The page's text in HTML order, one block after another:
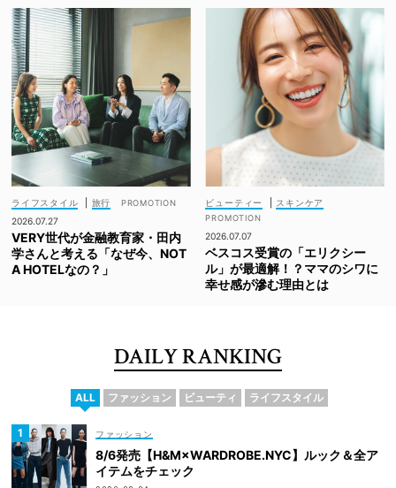
ライフスタイル
旅行
2026.07.27
VERY世代が金融教育家・田内
学さんと考える「なぜ今、NOT
A HOTELなの？」
ビューティー スキンケア
2026.07.07
ベスコス受賞の「エリクシー
ル」が最適解！？ママのシワに
幸せ感が滲む理由とは
DAILY RANKING
ALL ファッション ビューティ ライフスタイル
ファッション
8/6発売【H&M×WARDROBE.NYC】ルック＆全ア
イテムをチェック